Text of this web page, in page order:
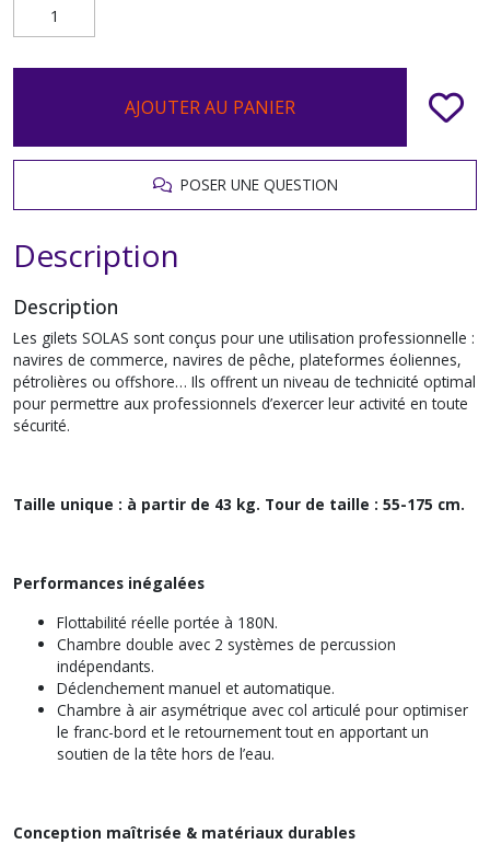
AJOUTER AU PANIER
POSER UNE QUESTION
Description
Description
Les gilets SOLAS sont conçus pour une utilisation professionnelle :
navires de commerce, navires de pêche, plateformes éoliennes,
pétrolières ou offshore… Ils offrent un niveau de technicité optimal
pour permettre aux professionnels d’exercer leur activité en toute
sécurité.
Taille unique : à partir de 43 kg. Tour de taille : 55-175 cm.
Performances inégalées
Flottabilité réelle portée à 180N.
Chambre double avec 2 systèmes de percussion
indépendants.
Déclenchement manuel et automatique.
Chambre à air asymétrique avec col articulé pour optimiser
le franc-bord et le retournement tout en apportant un
soutien de la tête hors de l’eau.
Conception maîtrisée & matériaux durables